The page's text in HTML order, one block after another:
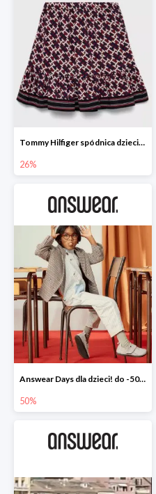
Tommy Hilfiger spódnica dziecięca
26%
Answear Days dla dzieci! do -50%
50%